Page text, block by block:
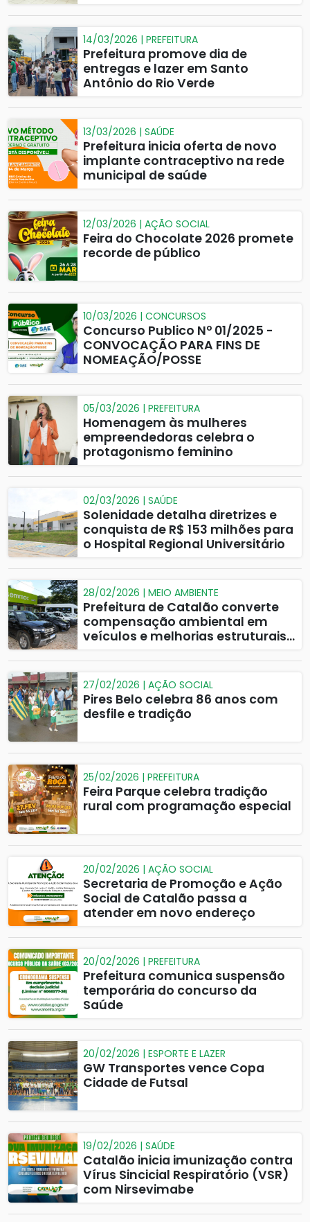
14/03/2026 | PREFEITURA
Prefeitura promove dia de
entregas e lazer em Santo
Antônio do Rio Verde
13/03/2026 | SAÚDE
Prefeitura inicia oferta de novo
implante contraceptivo na rede
municipal de saúde
12/03/2026 | AÇÃO SOCIAL
Feira do Chocolate 2026 promete
recorde de público
10/03/2026 | CONCURSOS
Concurso Publico Nº 01/2025 -
CONVOCAÇÃO PARA FINS DE
NOMEAÇÃO/POSSE
05/03/2026 | PREFEITURA
Homenagem às mulheres
empreendedoras celebra o
protagonismo feminino
02/03/2026 | SAÚDE
Solenidade detalha diretrizes e
conquista de R$ 153 milhões para
o Hospital Regional Universitário
28/02/2026 | MEIO AMBIENTE
Prefeitura de Catalão converte
compensação ambiental em
veículos e melhorias estruturais
27/02/2026 | AÇÃO SOCIAL
Pires Belo celebra 86 anos com
desfile e tradição
25/02/2026 | PREFEITURA
Feira Parque celebra tradição
rural com programação especial
20/02/2026 | AÇÃO SOCIAL
Secretaria de Promoção e Ação
Social de Catalão passa a
atender em novo endereço
20/02/2026 | PREFEITURA
Prefeitura comunica suspensão
temporária do concurso da
Saúde
20/02/2026 | ESPORTE E LAZER
GW Transportes vence Copa
Cidade de Futsal
19/02/2026 | SAÚDE
Catalão inicia imunização contra
Vírus Sincicial Respiratório (VSR)
com Nirsevimabe